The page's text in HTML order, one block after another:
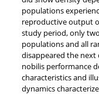
populations
reproductive output
study period, only
populations and all
disappeared the next
nobilis performance
characteristics and
dynamics